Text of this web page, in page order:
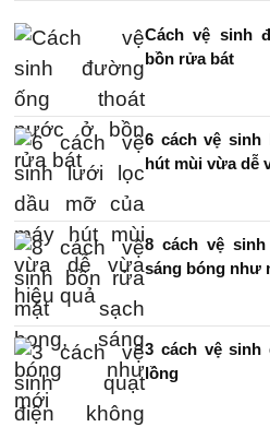
Cách vệ sinh
bồn rửa bát
6 cách vệ
hút mùi vừa dễ
8 cách vệ
sáng bóng như
3 cách vệ sinh
lồng